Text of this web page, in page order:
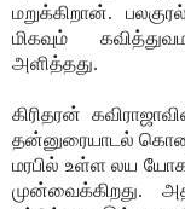
மறுக்கிறான்.
மிகவும்
அளித்தது.
கிரிதரன்
தன்னுரையாடல்
மரபில் உள்ள லய
முன்வைக்கிறது.